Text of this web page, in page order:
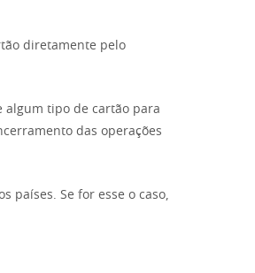
diretamente pelo
algum tipo de cartão para
das operações
países. Se for esse o caso,